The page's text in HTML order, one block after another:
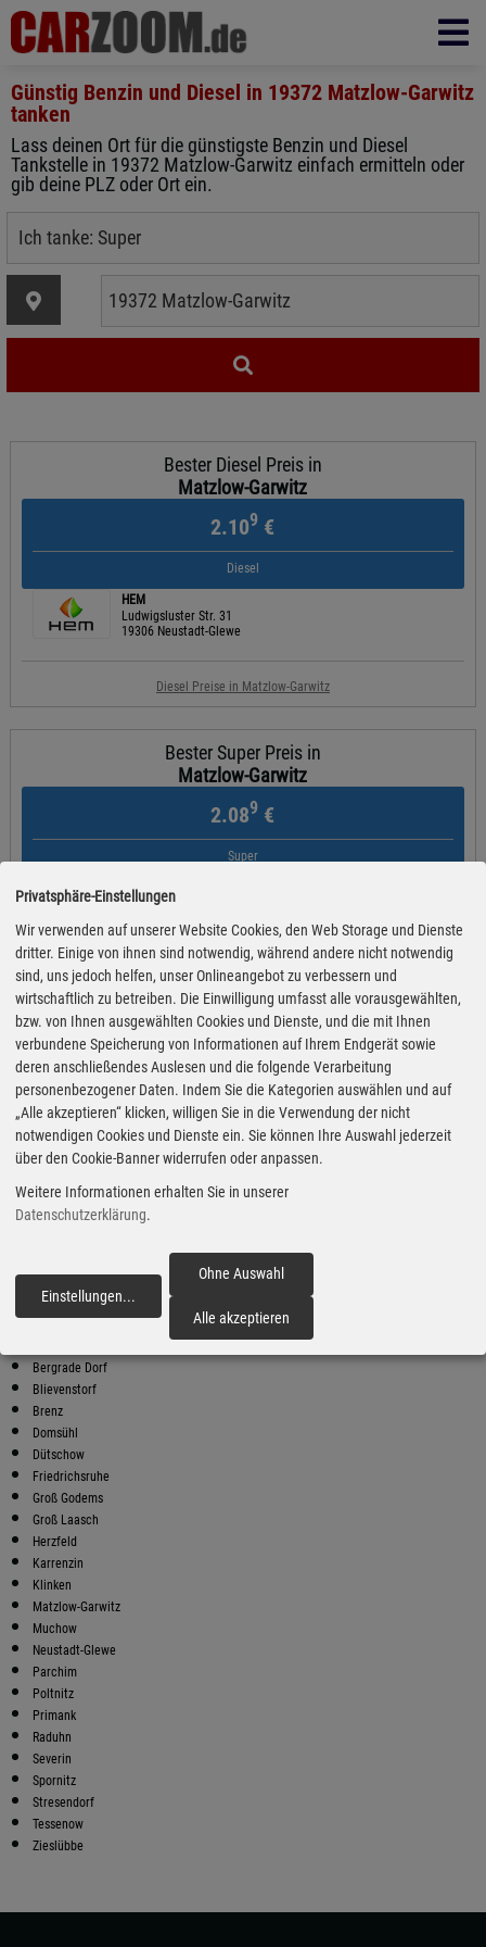
Günstig Benzin und Diesel in 19372 Matzlow-Garwitz
tanken
Lass deinen Ort für die günstigste Benzin und Diesel
Tankstelle in 19372 Matzlow-Garwitz einfach ermitteln oder
gib deine PLZ oder Ort ein.
Bester Diesel Preis in
Matzlow-Garwitz
2.109 €
Diesel
HEM
Ludwigsluster Str. 31
19306 Neustadt-Glewe
Diesel Preise in Matzlow-Garwitz
Bester Super Preis in
Matzlow-Garwitz
2.089 €
Super
NORDOEL
An der B 191
Super Preise in Matzlow-Garwitz
Bester Super E10 Preis in
Matzlow-Garwitz
2.029€
Super E10
An der B 191
Preiswerter tanken - finden Sie die günstigsten Benzin und Diesel
Preise in Ihrer Stadt
Bergrade Dorf
Blievenstorf
Brenz
Domsühl
Dütschow
Friedrichsruhe
Groß Godems
Groß Laasch
Herzfeld
Karrenzin
Klinken
Matzlow-Garwitz
Muchow
Neustadt-Glewe
Parchim
Poltnitz
Primank
Raduhn
Severin
Spornitz
Stresendorf
Tessenow
Zieslübbe
Privatsphäre-Einstellungen
Wir verwenden auf unserer Website Cookies, den Web Storage und Dienste
dritter. Einige von ihnen sind notwendig, während andere nicht notwendig
sind, uns jedoch helfen, unser Onlineangebot zu verbessern und
wirtschaftlich zu betreiben. Die Einwilligung umfasst alle vorausgewählten,
bzw. von Ihnen ausgewählten Cookies und Dienste, und die mit Ihnen
verbundene Speicherung von Informationen auf Ihrem Endgerät sowie
deren anschließendes Auslesen und die folgende Verarbeitung
personenbezogener Daten. Indem Sie die Kategorien auswählen und auf
„Alle akzeptieren“ klicken, willigen Sie in die Verwendung der nicht
notwendigen Cookies und Dienste ein. Sie können Ihre Auswahl jederzeit
über den Cookie-Banner widerrufen oder anpassen.
Weitere Informationen erhalten Sie in unserer
Datenschutzerklärung.
Einstellungen...
Ohne Auswahl
Alle akzeptieren